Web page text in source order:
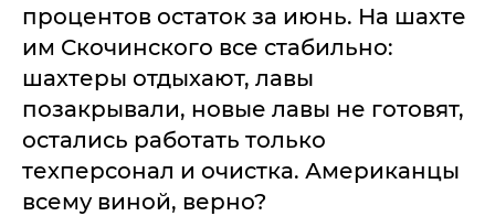
процентов остаток за июнь. На шахте
им Скочинского все стабильно:
шахтеры отдыхают, лавы
позакрывали, новые лавы не готовят,
остались работать только
техперсонал и очистка. Американцы
всему виной, верно?